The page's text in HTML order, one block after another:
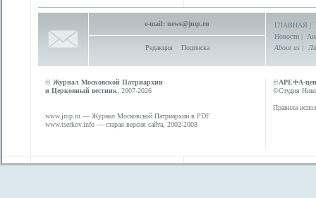
e-mail: news@jmp.ru
Редакция Подписка
ГЛАВНАЯ |
Новости |
About us |
© Журнал Московской Патриархии
и Церковный вестник , 2007-2026
www.jmp.ru — Журнал Московской Патриархии в PDF
www.tserkov.info — старая версия сайта, 2002-2008
©АРЕФА-
©Студия
Правила